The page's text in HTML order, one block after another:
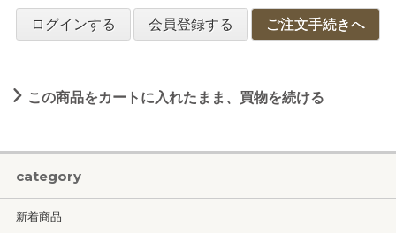
ログインする 会員登録する ご注文手続きへ
この商品をカートに入れたまま、買物を続ける
category
新着商品